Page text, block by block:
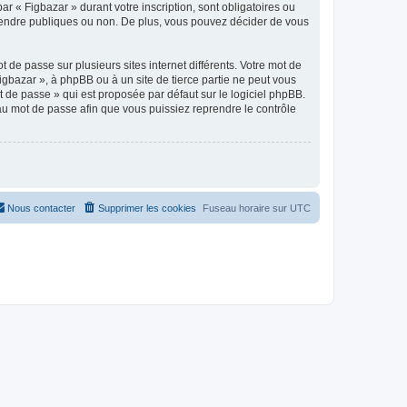
« Figbazar » durant votre inscription, sont obligatoires ou
publiques ou non. De plus, vous pouvez décider de vous
passe sur plusieurs sites internet différents. Votre mot de
», à phpBB ou à un site de tierce partie ne peut vous
passe » qui est proposée par défaut sur le logiciel phpBB.
mot de passe afin que vous puissiez reprendre le contrôle
Fuseau horaire sur UTC
Supprimer les cookies
Nous contacter